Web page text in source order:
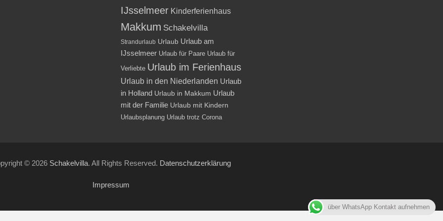
IJsselmeer Kinderferienhaus
Makkum Schakelvilla
Strandurlaub Urlaub Urlaub am
IJsselmeer Urlaub für Paare Urlaub für
Verliebte Urlaub im Ferienhaus
Urlaub in den Niederlanden Urlaub
in Holland Urlaub in Makkum Urlaub
mit der Familie Urlaub mit Kindern
Urlaubsplanung Urlaub trotz Corona
© 2026 Schakelvilla. All Rights Reserved. Datenschutzerklärung
Impressum
über WhatsApp Kontakt aufnehmen